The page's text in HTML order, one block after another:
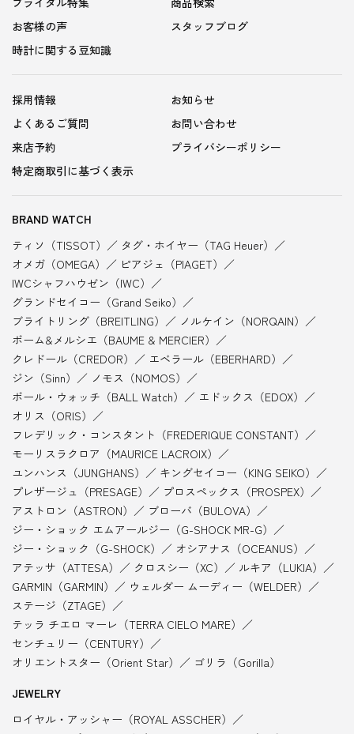
お客様の声
スタッフブログ
時計に関する豆知識
採用情報
お知らせ
よくあるご質問
お問い合わせ
来店予約
プライバシーポリシー
特定商取引に基づく表示
BRAND WATCH
ティソ（TISSOT）
タグ・ホイヤー（TAG Heuer）
オメガ（OMEGA）
ピアジェ（PIAGET）
IWCシャフハウゼン（IWC）
グランドセイコー（Grand Seiko）
ブライトリング（BREITLING）
ノルケイン（NORQAIN）
ボーム&メルシエ（BAUME & MERCIER）
クレドール（CREDOR）
エベラール（EBERHARD）
ジン（Sinn）
ノモス（NOMOS）
ボール・ウォッチ（BALL Watch）
エドックス（EDOX）
オリス（ORIS）
フレデリック・コンスタント（FREDERIQUE CONSTANT）
モーリスラクロア（MAURICE LACROIX）
ユンハンス（JUNGHANS）
キングセイコー（KING SEIKO）
プレザージュ（PRESAGE）
プロスペックス（PROSPEX）
アストロン（ASTRON）
ブローバ（BULOVA）
ジー・ショック エムアールジー（G-SHOCK MR-G）
ジー・ショック（G-SHOCK）
オシアナス（OCEANUS）
アテッサ（ATTESA）
クロスシー（XC）
ルキア（LUKIA）
GARMIN（GARMIN）
ウェルダー ムーディー（WELDER）
ステージ（ZTAGE）
テッラ チエロ マーレ（TERRA CIELO MARE）
センチュリー（CENTURY）
オリエントスター（Orient Star）
ゴリラ（Gorilla）
JEWELRY
ロイヤル・アッシャー（ROYAL ASSCHER）